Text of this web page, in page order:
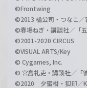
©Frontwing
©2013 橘公司・つなこ／
©春場ねぎ・講談社／「
©2001-2020 CIRCUS
©VISUAL ARTS/Key
© Cygames, Inc.
© 宮島礼吏・講談社／「
©2020 夕蜜柑・狐印／